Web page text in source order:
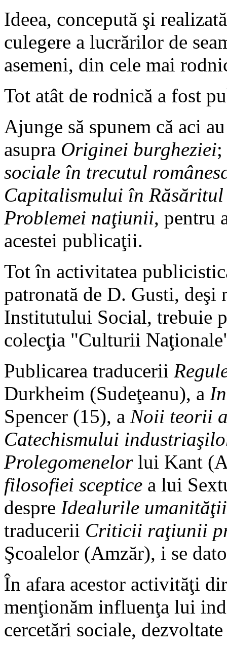
Ideea, concepută şi
culegere a lucrărilor de
asemeni, din cele mai
Tot atât de rodnică a fost
Ajunge să spunem că aci
asupra Originei burgheziei
sociale în trecutul
Capitalismului în
Problemei naţiunii, pentru
acestei publicaţii.
Tot în activitatea
patronată de D. Gusti, deşi
Institutului Social, trebuie
colecţia "Culturii
Publicarea traducerii
Durkheim (Sudeţeanu), a
Spencer (15), a Noii teorii
Catechismului
Prolegomenelorlui Kant
filosofiei sceptice a lui
despre Idealurile umanităţii
traducerii Criticii raţiunii
Şcoalelor (Amzăr), i se
În afara acestor activităţi
menţionăm influenţa lui
cercetări sociale,